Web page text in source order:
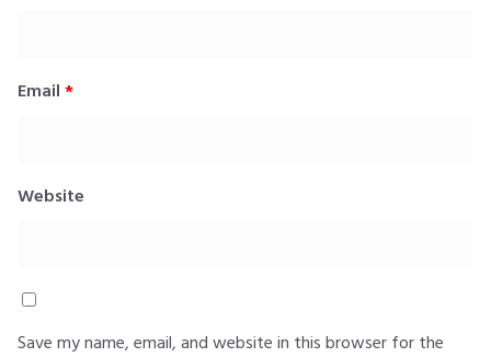
Email *
Website
Save my name, email, and website in this browser for the